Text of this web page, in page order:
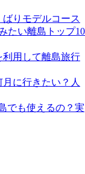
りモデルコース
たい離島トップ10
利用して離島旅行
に行きたい？人
でも使えるの？実